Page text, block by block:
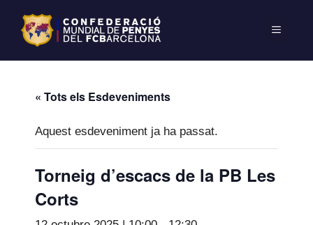
« Tots els Esdeveniments
Aquest esdeveniment ja ha passat.
Torneig d’escacs de la PB Les
Corts